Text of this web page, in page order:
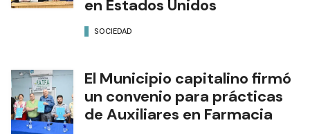
en Estados Unidos
SOCIEDAD
El Municipio capitalino firmó
un convenio para prácticas
de Auxiliares en Farmacia